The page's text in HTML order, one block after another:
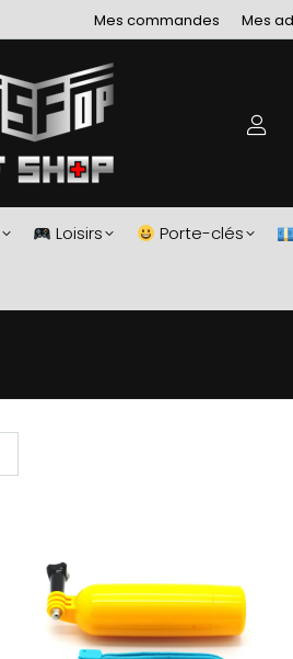
Mes commandes Mes
Loisirs Porte-clés